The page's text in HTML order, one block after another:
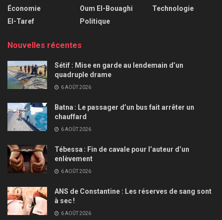
Économie
El-Taref
Oum El-Bouaghi
Politique
Technologie
Nouvelles récentes
Sétif : Mise en garde au lendemain d’un
quadruple drame
6 AOÛT 2026
Batna : Le passager d’un bus fait arrêter un
chauffard
6 AOÛT 2026
Tébessa : Fin de cavale pour l’auteur d’un
enlèvement
6 AOÛT 2026
ANS de Constantine : Les réserves de sang sont
à sec !
6 AOÛT 2026